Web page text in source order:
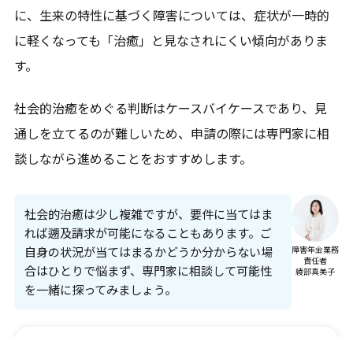
に、生来の特性に基づく障害については、症状が一時的
に軽くなっても「治癒」と見なされにくい傾向がありま
す。
社会的治癒をめぐる判断はケースバイケースであり、見
通しを立てるのが難しいため、申請の際には専門家に相
談しながら進めることをおすすめします。
社会的治癒は少し複雑ですが、要件に当てはま
れば遡及請求が可能になることもあります。ご
自身の状況が当てはまるかどうか分からない場
合はひとりで悩まず、専門家に相談して可能性
を一緒に探ってみましょう。
障害年金業務
責任者
綾部真美子